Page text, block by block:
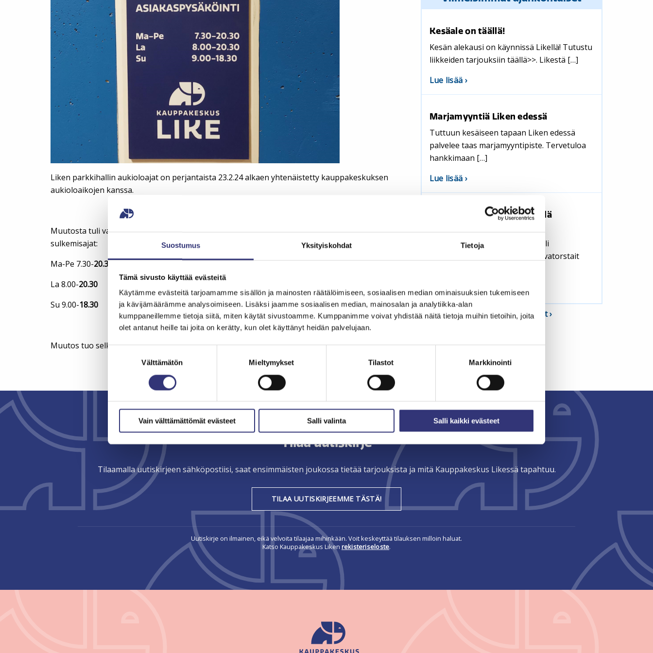
Suostumus Yksityiskohdat Tietoja
Tämä sivusto käyttää evästeitä
Käytämme evästeitä tarjoamamme sisällön ja mainosten räätälöimiseen, sosiaalisen median ominaisuuksien tukemiseen
ja kävijämäärämme analysoimiseen. Lisäksi jaamme sosiaalisen median, mainosalan ja analytiikka-alan
kumppaneillemme tietoja siitä, miten käytät sivustoamme. Kumppanimme voivat yhdistää näitä tietoja muihin tietoihin, joita
olet antanut heille tai joita on kerätty, kun olet käyttänyt heidän palvelujaan.
Välttämätön Mieltymykset Tilastot Markkinointi
Vain välttämättömät evästeet Salli valinta Salli kaikki evästeet
Liken parkkihallin aukioloajat on perjantaista 23.2.24 alkaen yhtenäistetty kauppakeskuksen
aukioloaikojen kanssa.
Muutosta tuli vain parkkihallin sulkemisaikoihin, jotka ovat nyt samat kuin kauppakeskuksen
sulkemisajat:
Ma-Pe 7.30-20.30
La 8.00-20.30
Su 9.00-18.30
Muutos tuo selkeyttä parkkihallin käyttöön ilta-aikaan.
Kesäale on täällä!
Kesän alekausi on käynnissä Likellä! Tutustu
liikkeiden tarjouksiin täällä>>. Likestä […]
Lue lisää aiheesta
Kesäale
täällä!
Marjamyyntiä Liken edessä
Tuttuun kesäiseen tapaan Liken edessä
palvelee taas marjamyyntipiste. Tervetuloa
hankkimaan […]
Lue lisää aiheesta
Marjamyyntiä
edessä
Kesän Tenavatorstait Likellä
Kansalaistalo Mansikkapaikan
Tenavatorstait jatkuvat kesän yli
kesäaikataululla. 4.6.-27.8. Tenavatorstait
Lue lisääaiheesta
Kesän
Tenavatorstait
Kaikki ajankohtaiset
Tilaa uutiskirje
Tilaamalla uutiskirjeen sähköpostiisi, saat ensimmäisten joukossa tietää tarjouksista ja mitä Kauppakeskus Likessä tapahtuu.
TILAA UUTISKIRJEEMME TÄSTÄ!
Uutiskirje on ilmainen, eikä velvoita tilaajaa mihinkään. Voit keskeyttää tilauksen milloin haluat.
Katso Kauppakeskus Liken rekisteriseloste.